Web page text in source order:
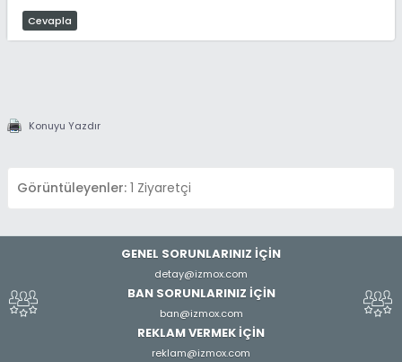
Cevapla
Konuyu Yazdır
Görüntüleyenler: 1 Ziyaretçi
GENEL SORUNLARINIZ İÇİN
detay@izmox.com
BAN SORUNLARINIZ İÇİN
ban@izmox.com
REKLAM VERMEK İÇİN
reklam@izmox.com